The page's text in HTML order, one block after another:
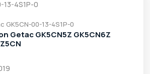
GK5CN-00-13-4S1P-0
Getac GK5CN5Z GK5CN6Z